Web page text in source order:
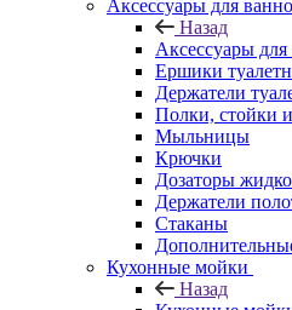
Аксессуары для
Назад
Аксессуары для
Ершики
Держатели
Полки, стойки
Мыльницы
Крючки
Дозаторы
Держатели
Стаканы
Кухонные мойки
Назад